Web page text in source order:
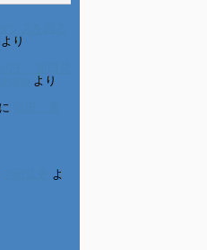
より
より
に
よ